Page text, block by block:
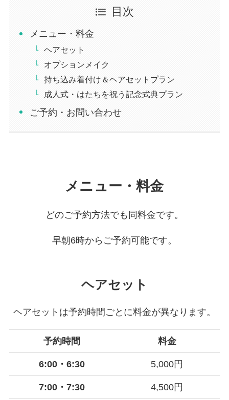
目次
メニュー・料金
ヘアセット
オプションメイク
持ち込み着付け＆ヘアセットプラン
成人式・はたちを祝う記念式典プラン
ご予約・お問い合わせ
メニュー・料金
どのご予約方法でも同料金です。
早朝6時からご予約可能です。
ヘアセット
ヘアセットは予約時間ごとに料金が異なります。
予約時間 料金
6:00・6:30 5,000円
7:00・7:30 4,500円